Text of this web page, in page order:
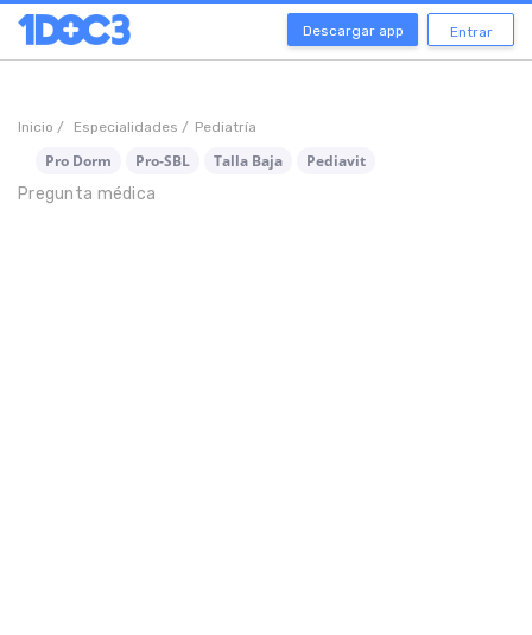
Descargar app Entrar
Inicio / Especialidades / Pediatría
Pro Dorm Pro-SBL Talla Baja
Pediavit
Pregunta médica